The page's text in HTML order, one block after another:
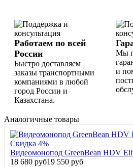
Работаем по всей
России
Быстро доставляем
заказы транспортными
компаниями в любой
город России и
Казахстана.
Мы
и
Аналогичные товары
Скидка 4%
Видеомонопод GreenBean HDV
18 680 руб19 550 руб